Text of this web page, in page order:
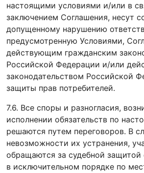
настоящими условиями и/или в
заключением Соглашения, несут
допущенному нарушению
предусмотренную Условиями,
действующим гражданским
Российской Федерации и/или
законодательством Российской
защиты прав потребителей.
7.6. Все споры и разногласия,
исполнении обязательств по
решаются путем переговоров. В
невозможности их устранения,
обращаются за судебной защитой
в исключительном порядке по